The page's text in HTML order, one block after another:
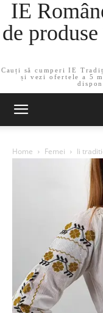
IE
de
Cauți să cumperi IE
și vezi ofertele a 5
Home Femei Ii